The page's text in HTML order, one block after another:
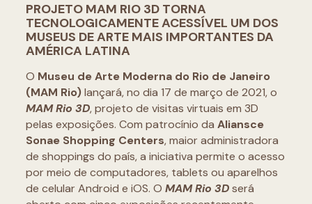
PROJETO MAM RIO 3D TORNA
TECNOLOGICAMENTE ACESSÍVEL UM DOS
MUSEUS DE ARTE MAIS IMPORTANTES DA
AMÉRICA LATINA
O Museu de Arte Moderna do Rio de Janeiro
(MAM Rio)lançará, no dia 17 de março de 2021, o
MAM Rio 3D, projeto de visitas virtuais em 3D
pelas exposições. Com patrocínio da Aliansce
Sonae Shopping Centers, maior administradora
de shoppings do país, a iniciativa permite o acesso
por meio de computadores, tablets ou aparelhos
de celular Android e iOS. O MAM Rio 3Dserá